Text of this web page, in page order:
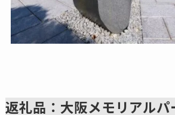
返礼品：大阪メモリアル